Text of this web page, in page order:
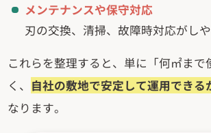
メンテナンスや保守対応
刃の交換、清掃、故障時対応がし
これらを整理すると、単に「何㎡まで
く、 自社の敷地で安定して運用できる
なります。